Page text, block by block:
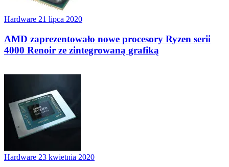
Hardware 21 lipca 2020
AMD zaprezentowało nowe procesory Ryzen serii
4000 Renoir ze zintegrowaną grafiką
Hardware 23 kwietnia 2020